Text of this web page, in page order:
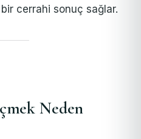
cerrahi sonuç sağlar.
Neden